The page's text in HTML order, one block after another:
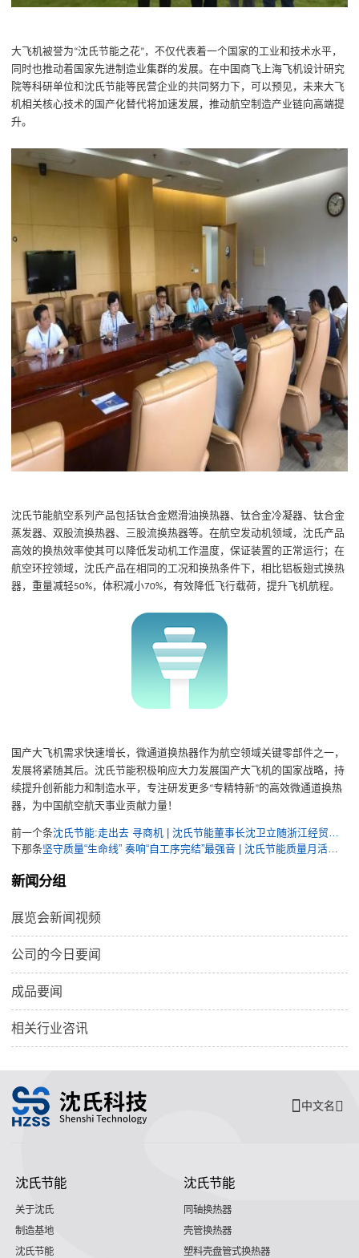
大飞机被誉为“沈氏节能之花”，不仅代表着一个国家的工业和技术水平，
同时也推动着国家先进制造业集群的发展。在中国商飞上海飞机设计研究
院等科研单位和沈氏节能等民营企业的共同努力下，可以预见，未来大飞
机相关核心技术的国产化替代将加速发展，推动航空制造产业链向高端提
升。
沈氏节能航空系列产品包括钛合金燃滑油换热器、钛合金冷凝器、钛合金
蒸发器、双股流换热器、三股流换热器等。在航空发动机领域，沈氏产品
高效的换热效率使其可以降低发动机工作温度，保证装置的正常运行；在
航空环控领域，沈氏产品在相同的工况和换热条件下，相比铝板翅式换热
器，重量减轻50%，体积减小70%，有效降低飞行载荷，提升飞机航程。
国产大飞机需求快速增长，微通道换热器作为航空领域关键零部件之一，
发展将紧随其后。沈氏节能积极响应大力发展国产大飞机的国家战略，持
续提升创新能力和制造水平，专注研发更多“专精特新”的高效微通道换热
器，为中国航空航天事业贡献力量！
前一个条
下那条
新闻分组
展览会新闻视频
公司的今日要闻
成品要闻
相关行业咨讯
中文名
沈氏节能
关于沈氏
制造基地
沈氏节能
沈氏节能
同轴换热器
壳管换热器
塑料壳盘管式换热器